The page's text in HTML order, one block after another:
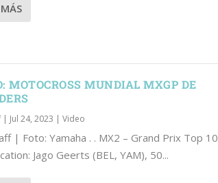
MOTOCROSS MUNDIAL MXGP DE
| Jul 24, 2023 | Video
| Foto: Yamaha . . MX2 – Grand Prix Top 10
Jago Geerts (BEL, YAM), 50...